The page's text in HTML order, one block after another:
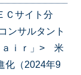
Ｃサイト分
ンサルタント
ｉｒ」> 米
化（2024年9